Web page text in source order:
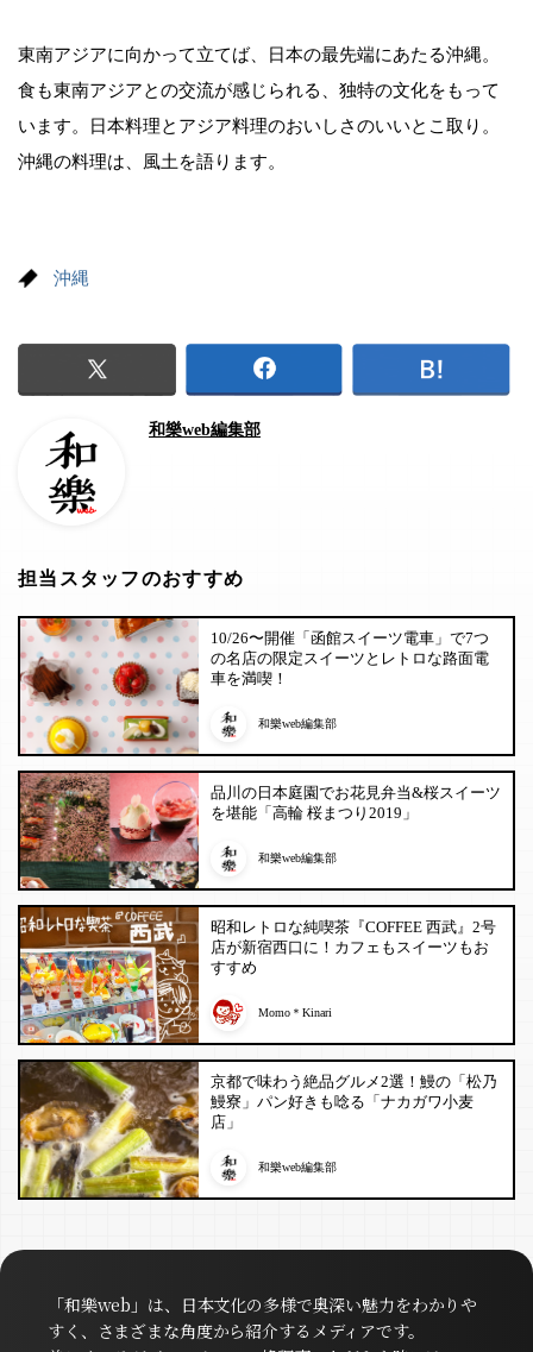
東南アジアに向かって立てば、日本の最先端にあたる沖縄。
食も東南アジアとの交流が感じられる、独特の文化をもって
います。日本料理とアジア料理のおいしさのいいとこ取り。
沖縄の料理は、風土を語ります。
沖縄
和樂web編集部
担当スタッフのおすすめ
10/26〜開催「函館スイーツ電車」で7つ
の名店の限定スイーツとレトロな路面電
車を満喫！
和樂web編集部
品川の日本庭園でお花見弁当&桜スイーツ
を堪能「高輪 桜まつり2019」
和樂web編集部
昭和レトロな純喫茶『COFFEE 西武』2号
店が新宿西口に！カフェもスイーツもお
すすめ
Momo＊Kinari
京都で味わう絶品グルメ2選！鰻の「松乃
鰻寮」パン好きも唸る「ナカガワ小麦
店」
和樂web編集部
「和樂web」は、日本文化の多様で奥深い魅力をわかりや
すく、さまざまな角度から紹介するメディアです。